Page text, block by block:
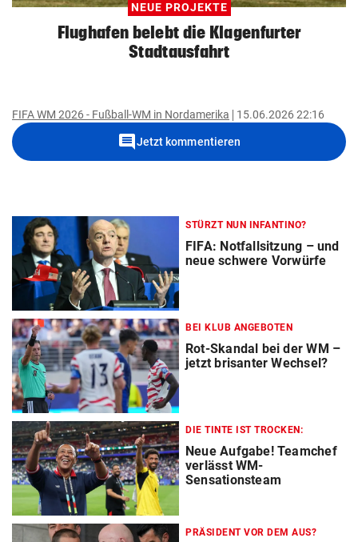
NEUE PROJEKTE
Flughafen belebt die Klagenfurter
Stadtausfahrt
FIFA WM 2026 - Fußball-WM in Nordamerika 15.06.2026 22:16
commentJetzt kommentieren
STÜRZT NUN INFANTINO?
FIFA: Notfallsitzung – und
neue schwere Vorwürfe
BEI KLUB ANGEBOTEN
Rot-Skandal bei der WM –
jetzt brisanter Wechsel?
DIE TINTE IST TROCKEN:
Neue Aufgabe! Teamchef
verlässt WM-
Sensationsteam
PRÄSIDENT VOR DEM AUS?